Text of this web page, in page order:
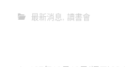
最新消息, 讀書會